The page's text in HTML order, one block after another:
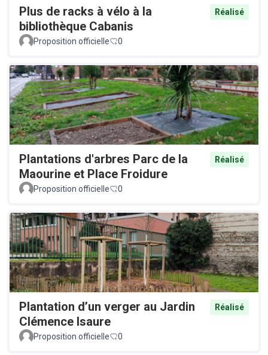
Plus de racks à vélo à la
bibliothèque Cabanis
Réalisé
Proposition officielle 0
Plantations d'arbres Parc de la
Maourine et Place Froidure
Réalisé
Proposition officielle 0
Plantation d’un verger au Jardin
Clémence Isaure
Réalisé
Proposition officielle 0